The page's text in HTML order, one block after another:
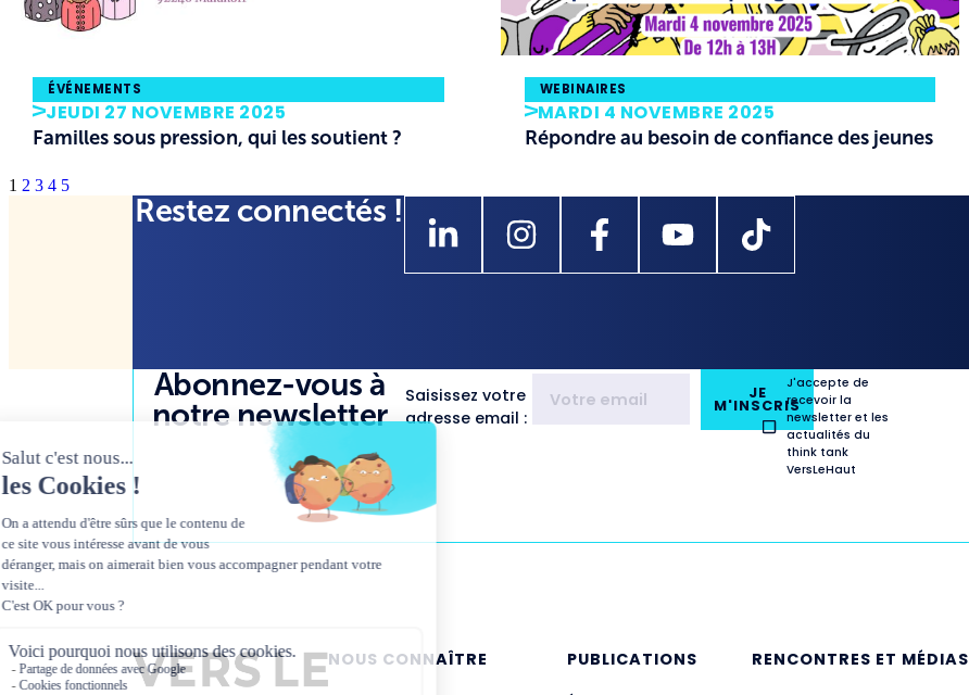
ÉVÉNEMENTS
JEUDI 27 NOVEMBRE 2025
Familles sous pression, qui les soutient ?
WEBINAIRES
MARDI 4 NOVEMBRE 2025
Répondre au besoin de confiance des jeunes
1 2 3 4 5
Restez connectés !
Abonnez-vous à
notre newsletter
Saisissez votre
adresse email :
JE
M'INSCRIS
J'accepte de
recevoir la
newsletter et les
actualités du
think tank
VersLeHaut
NOUS CONNAÎTRE
PUBLICATIONS
RENCONTRES ET MÉDIAS